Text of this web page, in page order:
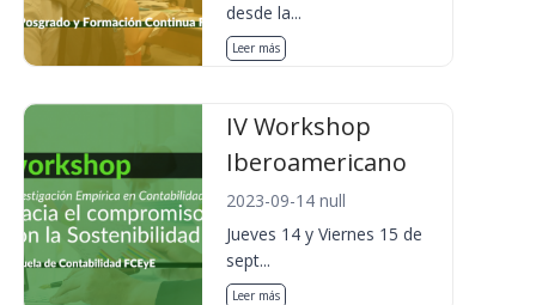
desde la...
Leer más
IV Workshop
Iberoamericano
2023-09-14 null
Jueves 14 y Viernes 15 de
sept...
Leer más